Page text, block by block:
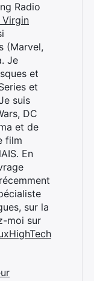
Radio
Virgin
(Marvel,
Je
et
et
suis
DC
et de
film
En
sur la
moi sur